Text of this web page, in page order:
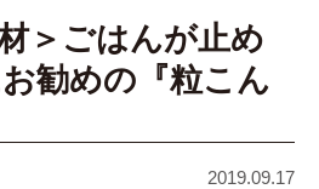
＞ごはんが止め
勧めの『粒こん
2019.09.17